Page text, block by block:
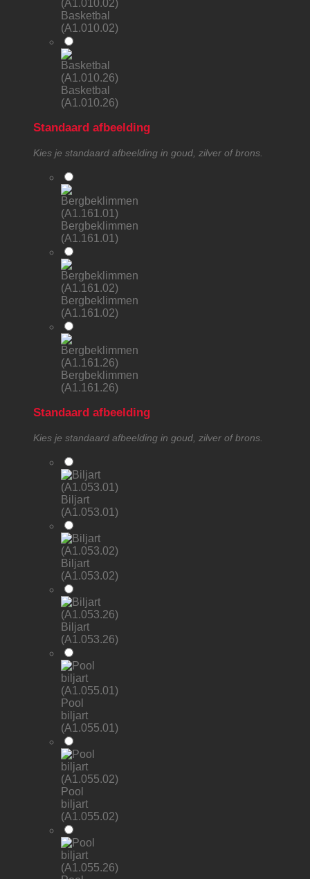
Basketbal
(A1.010.02)
Basketbal
(A1.010.26)
Standaard afbeelding
Kies je standaard afbeelding in goud, zilver of brons.
Bergbeklimmen
(A1.161.01)
Bergbeklimmen
(A1.161.02)
Bergbeklimmen
(A1.161.26)
Standaard afbeelding
Kies je standaard afbeelding in goud, zilver of brons.
Biljart
(A1.053.01)
Biljart
(A1.053.02)
Biljart
(A1.053.26)
Pool
biljart
(A1.055.01)
Pool
biljart
(A1.055.02)